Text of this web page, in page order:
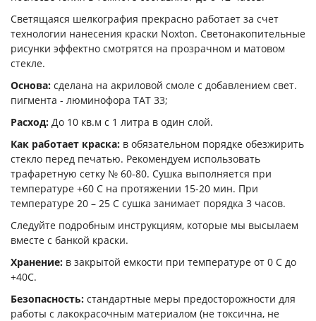
Светящаяся шелкография прекрасно работает за счет
технологии нанесения краски Noxton. Светонакопительные
рисунки эффектно смотрятся на прозрачном и матовом
стекле.
Основа: сделана на акриловой смоле с добавлением свет.
пигмента - люминофора ТАТ 33;
Расход: До 10 кв.м с 1 литра в один слой.
Как работает краска: в обязательном порядке обезжирить
стекло перед печатью. Рекомендуем использовать
трафаретную сетку № 60-80. Сушка выполняется при
температуре +60 С на протяжении 15-20 мин. При
температуре 20 – 25 С сушка занимает порядка 3 часов.
Следуйте подробным инструкциям, которые мы высылаем
вместе с банкой краски.
Хранение: в закрытой емкости при температуре от 0 С до
+40С.
Безопасность: стандартные меры предосторожности для
работы с лакокрасочным материалом (не токсична, не